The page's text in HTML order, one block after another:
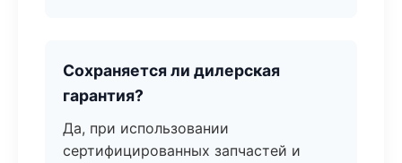
Сохраняется ли дилерская
гарантия?
Да, при использовании
сертифицированных запчастей и